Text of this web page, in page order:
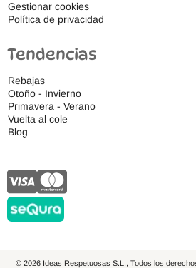
Gestionar cookies
Política de privacidad
Tendencias
Rebajas
Otoño - Invierno
Primavera - Verano
Vuelta al cole
Blog
© 2026 Ideas Respetuosas S.L., Todos los